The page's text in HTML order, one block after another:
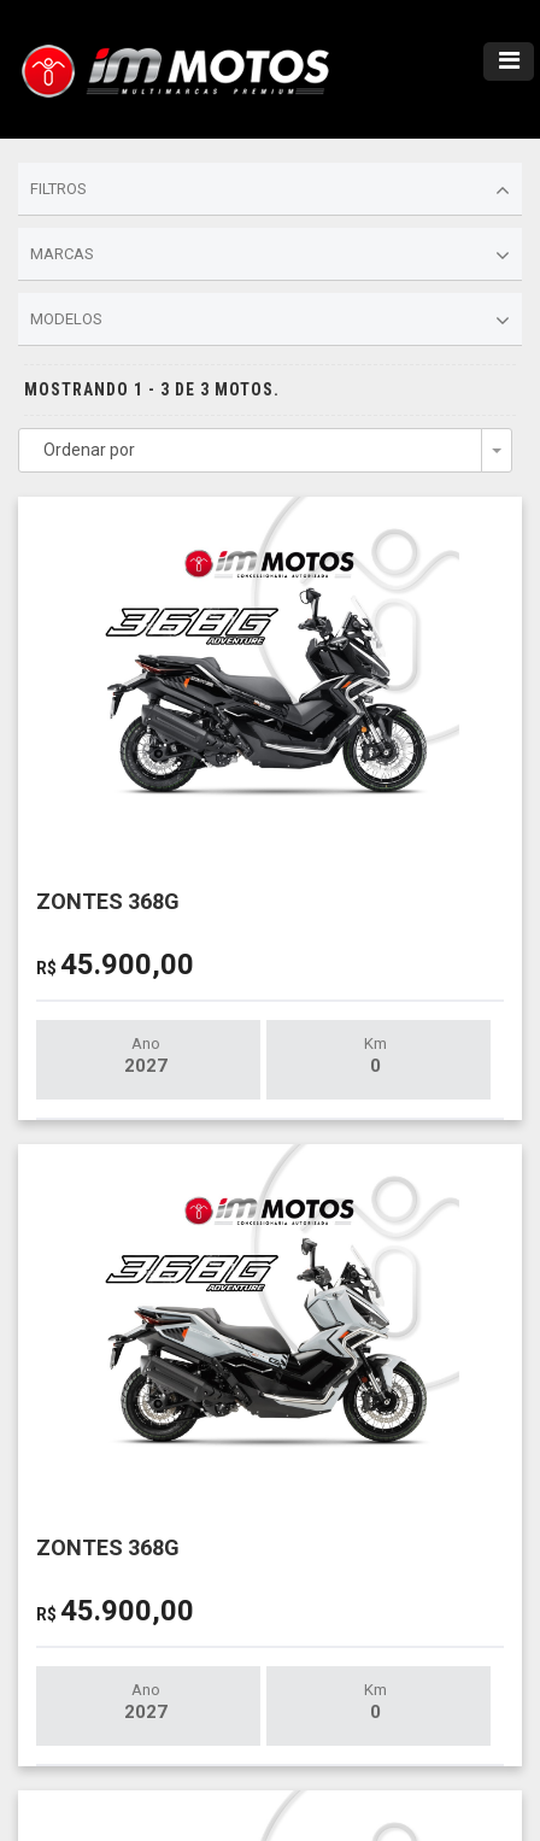
FILTROS
MARCAS
MODELOS
MOSTRANDO 1 - 3 DE 3 MOTOS.
Ordenar por
ZONTES 368G
R$ 45.900,00
Ano
2027
Km
0
ZONTES 368G
R$ 45.900,00
Ano
2027
Km
0